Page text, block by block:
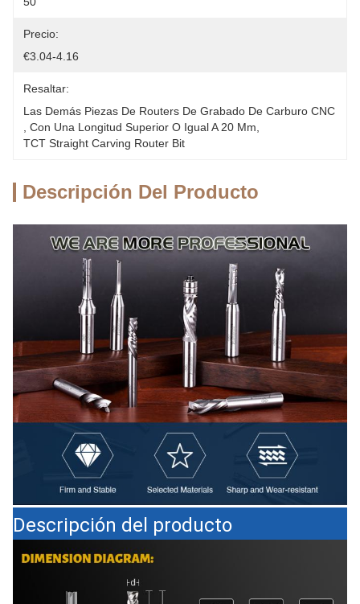
Precio:
€3.04-4.16
Resaltar:
Las Demás Piezas De Routers De Grabado De Carburo CNC
Con Una Longitud Superior O Igual A 20 Mm
TCT Straight Carving Router Bit
Descripción Del Producto
Descripción del producto